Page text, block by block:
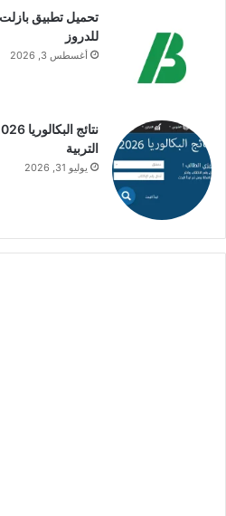
تحميل تطبيق
للدروز
أغسطس 3, 2026
التربية
يوليو 31, 2026